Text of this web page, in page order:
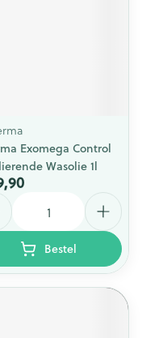
Exomega Control
Wasolie 1l
Bestel